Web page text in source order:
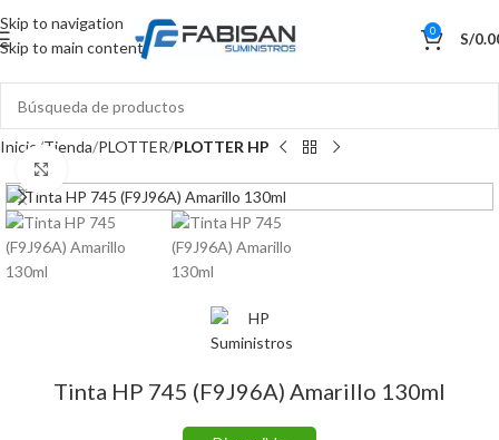
Skip to navigation
Skip to main content
0 S/
Inicio Tienda PLOTTER PLOTTER HP
Tinta HP 745 (F9J96A) Amarillo 130ml